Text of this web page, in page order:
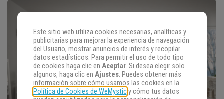
Este sitio web utiliza cookies necesarias, analíticas y
publicitarias para mejorar la experiencia de navegación
del Usuario, mostrar anuncios de interés y recopilar
datos estadísticos. Para permitir el uso de todo tipo
de cookies haga clic en Aceptar. Si desea elegir solo
algunos, haga clic en Ajustes. Puedes obtener más
información sobre cómo usamos las cookies en la
Política de Cookies de WeMysticy cómo tus datos